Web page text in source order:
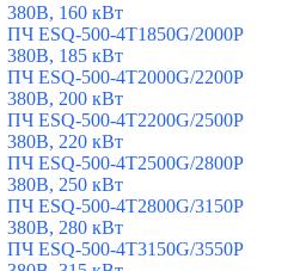
380В, 160 кВт
ПЧ ESQ-500-4T1850G/2000P
380В, 185 кВт
ПЧ ESQ-500-4T2000G/2200P
380В, 200 кВт
ПЧ ESQ-500-4T2200G/2500P
380В, 220 кВт
ПЧ ESQ-500-4T2500G/2800P
380В, 250 кВт
ПЧ ESQ-500-4T2800G/3150P
380В, 280 кВт
ПЧ ESQ-500-4T3150G/3550P